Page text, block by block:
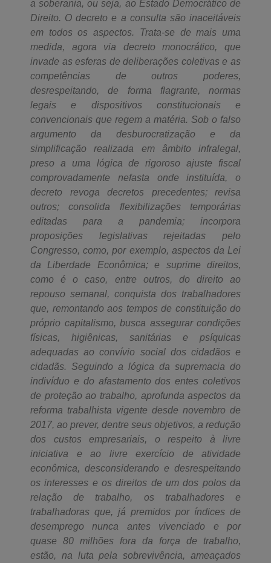
a soberania, ou seja, ao Estado Democrático de
Direito. O decreto e a consulta são inaceitáveis
em todos os aspectos. Trata-se de mais uma
medida, agora via decreto monocrático, que
invade as esferas de deliberações coletivas e as
competências de outros poderes,
desrespeitando, de forma flagrante, normas
legais e dispositivos constitucionais e
convencionais que regem a matéria. Sob o falso
argumento da desburocratização e da
simplificação realizada em âmbito infralegal,
preso a uma lógica de rigoroso ajuste fiscal
comprovadamente nefasta onde instituída, o
decreto revoga decretos precedentes; revisa
outros; consolida flexibilizações temporárias
editadas para a pandemia; incorpora
proposições legislativas rejeitadas pelo
Congresso, como, por exemplo, aspectos da Lei
da Liberdade Econômica; e suprime direitos,
como é o caso, entre outros, do direito ao
repouso semanal, conquista dos trabalhadores
que, remontando aos tempos de constituição do
próprio capitalismo, busca assegurar condições
físicas, higiênicas, sanitárias e psíquicas
adequadas ao convívio social dos cidadãos e
cidadãs. Seguindo a lógica da supremacia do
indivíduo e do afastamento dos entes coletivos
de proteção ao trabalho, aprofunda aspectos da
reforma trabalhista vigente desde novembro de
2017, ao prever, dentre seus objetivos, a redução
dos custos empresariais, o respeito à livre
iniciativa e ao livre exercício de atividade
econômica, desconsiderando e desrespeitando
os interesses e os direitos de um dos polos da
relação de trabalho, os trabalhadores e
trabalhadoras que, já premidos por índices de
desemprego nunca antes vivenciado e por
quase 80 milhões fora da força de trabalho,
estão, na luta pela sobrevivência, ameaçados